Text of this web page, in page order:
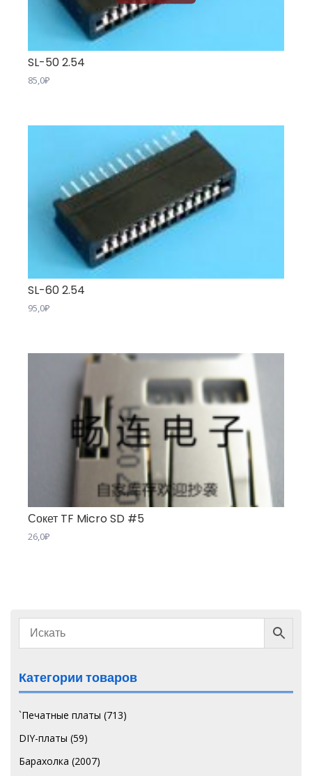
SL-50 2.54
85,0₽
SL-60 2.54
95,0₽
Сокет TF Micro SD #5
26,0₽
Категории товаров
`Печатные платы (713)
DIY-платы (59)
Барахолка (2007)